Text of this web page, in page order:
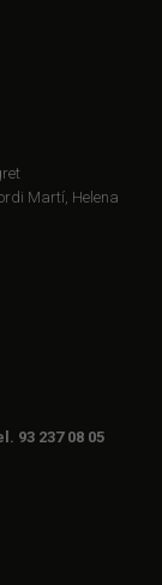
Martí, Helena
93 237 08 05